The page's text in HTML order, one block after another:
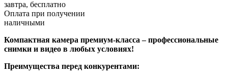
завтра, бесплатно
Оплата при получении
наличными
Компактная камера премиум-класса – профессиональные
снимки и видео в любых условиях!
Преимущества перед конкурентами: